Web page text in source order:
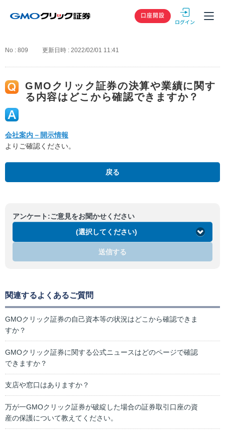
GMOクリック
口座開設
No : 809 更新日時 : 2022/02/01 11:41
GMOクリック証券の決算や業績に関す
る内容はどこから確認できますか？
会社案内－開示情報
よりご確認ください。
戻る
アンケート:ご意見をお聞かせください
(選択してください)
送信する
関連するよくあるご質問
GMOクリック証券の自己資本等の状況はどこから確認できま
すか？
GMOクリック証券に関する公式ニュースはどのページで確認
できますか？
支店や窓口はありますか？
万が一GMOクリック証券が破綻した場合の証券取引口座の資
産の保護について教えてください。